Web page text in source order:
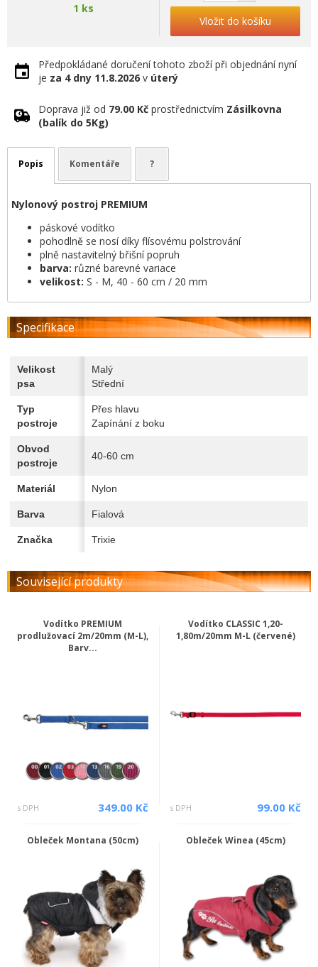
1 ks
Vložit do košíku
Předpokládané doručení tohoto zboží při objednání nyní
je za 4 dny 11.8.2026 v úterý
Doprava již od 79.00 Kč prostřednictvím Zásilkovna
(balík do 5Kg)
Popis Komentáře ?
Nylonový postroj PREMIUM
páskové vodítko
pohodlně se nosí díky flísovému polstrování
plně nastavitelný břišní popruh
barva: různé barevné variace
velikost: S - M, 40 - 60 cm / 20 mm
Specifikace
Velikost
psa
Malý
Střední
Typ
postroje
Přes hlavu
Zapínání z boku
Obvod
postroje
40-60 cm
Materiál Nylon
Barva Fialová
Značka Trixie
Související produkty
Vodítko PREMIUM
prodlužovací 2m/20mm (M-L),
Barv...
s DPH 349.00 Kč
Vodítko CLASSIC 1,20-
1,80m/20mm M-L (červené)
s DPH 99.00 Kč
Obleček Montana (50cm) Obleček Winea (45cm)